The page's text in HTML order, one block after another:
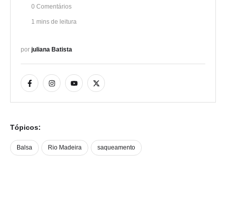
0 Comentários
1 mins de leitura
por juliana Batista
Tópicos:
Balsa Rio Madeira saqueamento